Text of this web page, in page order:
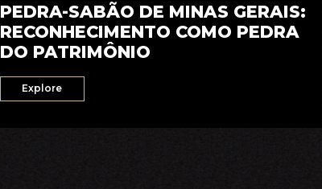
PEDRA-SABÃO DE MINAS GERAIS:
RECONHECIMENTO COMO PEDRA
DO PATRIMÔNIO
Explore